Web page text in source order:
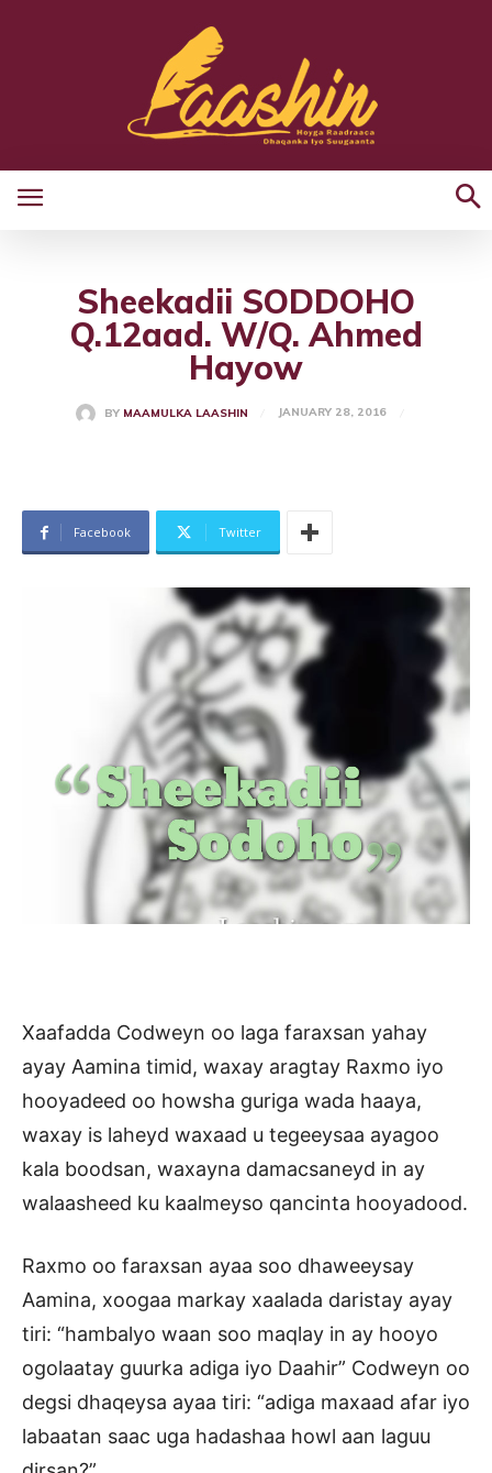
Sheekadii SODDOHO
Q.12aad. W/Q. Ahmed
Hayow
BY MAAMULKA LAASHIN JANUARY 28, 2016
Facebook Twitter
Xaafadda Codweyn oo laga faraxsan yahay
ayay Aamina timid, waxay aragtay Raxmo iyo
hooyadeed oo howsha guriga wada haaya,
waxay is laheyd waxaad u tegeeysaa ayagoo
kala boodsan, waxayna damacsaneyd in ay
walaasheed ku kaalmeyso qancinta hooyadood.
Raxmo oo faraxsan ayaa soo dhaweeysay
Aamina, xoogaa markay xaalada daristay ayay
tiri: “hambalyo waan soo maqlay in ay hooyo
ogolaatay guurka adiga iyo Daahir” Codweyn oo
degsi dhaqeysa ayaa tiri: “adiga maxaad afar iyo
labaatan saac uga hadashaa howl aan laguu